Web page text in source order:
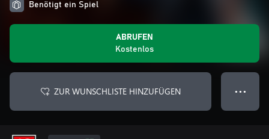
Benötigt ein Spiel
ABRUFEN
Kostenlos
ZUR WUNSCHLISTE HINZUFÜGEN ● ● ●